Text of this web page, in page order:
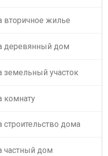
вторичное жилье
деревянный дом
земельный участок
комнату
строительство дома
частный дом